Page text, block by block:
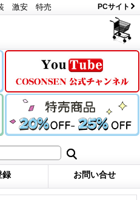
装 激安 特売 PCサイト
録 お問い合せ